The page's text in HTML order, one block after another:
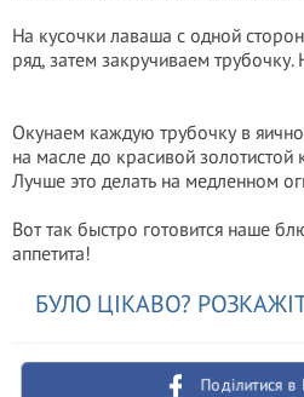
На кусочки лаваша с одной
ряд, затем закручиваем
Окунаем каждую трубочку в
на масле до красивой
Лучше это делать на медленном
Вот так быстро готовится наше
аппетита!
БУЛО ЦІКАВО?
Поділитися в